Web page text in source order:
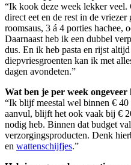
“Ik kook deze week lekker veel.
direct eet en de rest in de vriezer
roomsaus, 3 á 4 porties hachee,
Daarnaast heb ik een dubbel
dus. En ik heb pasta en rijst
diepvriesgroenten kan ik met
dagen avondeten.”
Wat ben je per week
“Ik blijf meestal wel binnen €
aanvul, blijft het ook vaak bij €
nodig heb. Binnen dat budget
verzorgingsproducten. Denk
en wattenschijfjes.”